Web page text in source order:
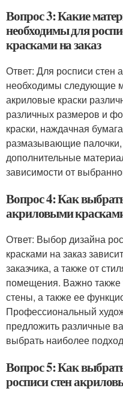
Вопрос 3: Какие
необходимы для
красками на заказ
Ответ: Для росписи стен
необходимы следующие
акриловые краски
различных размеров и
краски, наждачная
размазывающие палочки,
дополнительные
зависимости от
Вопрос 4: Как
акриловыми
Ответ: Выбор дизайна
красками на заказ
заказчика, а также от
помещения. Важно
стены, а также ее
Профессиональный
предложить различные
выбрать наиболее
Вопрос 5: Как
росписи стен